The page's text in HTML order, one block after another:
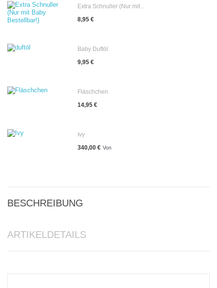
Extra Schnuller (Nur mit...
8,95 €
Baby Duftöl
9,95 €
Fläschchen
14,95 €
Ivy
340,00 € Von
BESCHREIBUNG
ARTIKELDETAILS